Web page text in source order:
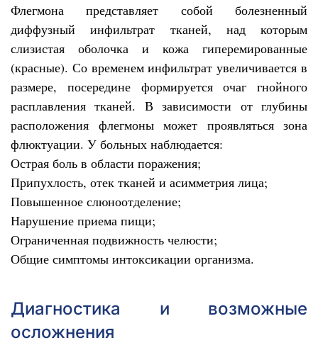
Флегмона представляет собой болезненный
диффузный инфильтрат тканей, над которым
слизистая оболочка и кожа гиперемированные
(красные). Со временем инфильтрат увеличивается в
размере, посередине формируется очаг гнойного
расплавления тканей. В зависимости от глубины
расположения флегмоны может проявляться зона
флюктуации. У больных наблюдается:
Острая боль в области поражения;
Припухлость, отек тканей и асимметрия лица;
Повышенное слюноотделение;
Нарушение приема пищи;
Ограниченная подвижность челюсти;
Общие симптомы интоксикации организма.
Диагностика и возможные
осложнения